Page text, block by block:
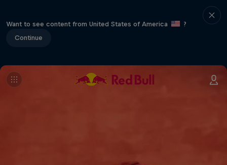
Want to see content from United States of America
?
Continue